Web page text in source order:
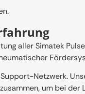
aller Simatek
Netzwerk.
um bei der